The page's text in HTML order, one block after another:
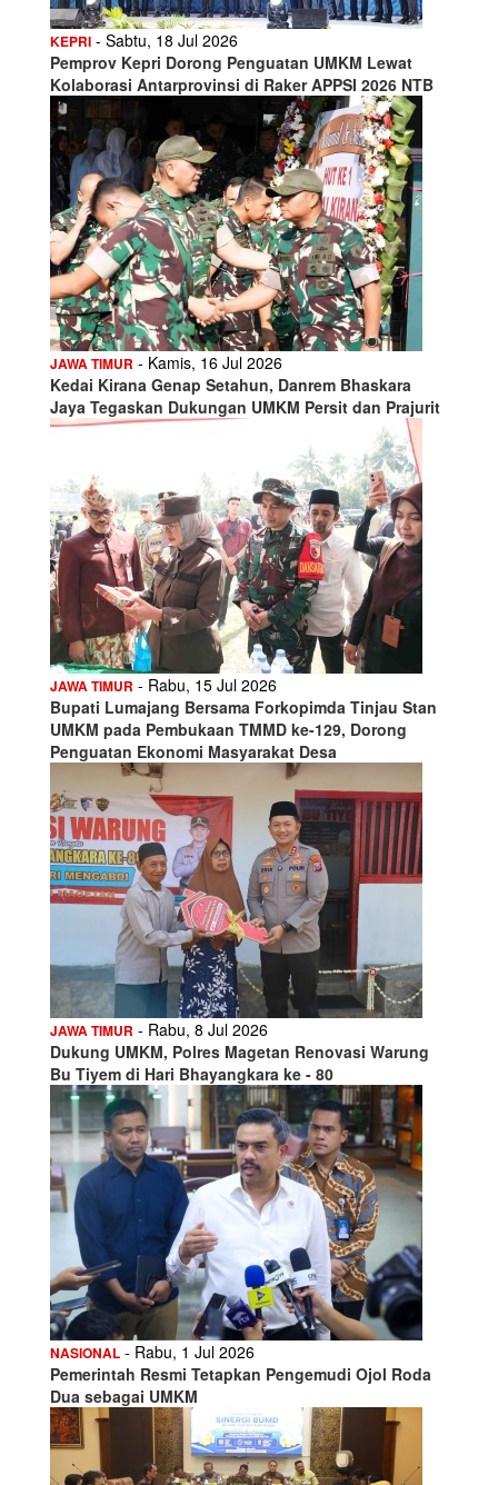
KEPRI - Sabtu, 18 Jul 2026
Pemprov Kepri Dorong Penguatan UMKM Lewat
Kolaborasi Antarprovinsi di Raker APPSI 2026 NTB
JAWA TIMUR - Kamis, 16 Jul 2026
Kedai Kirana Genap Setahun, Danrem Bhaskara
Jaya Tegaskan Dukungan UMKM Persit dan Prajurit
JAWA TIMUR - Rabu, 15 Jul 2026
Bupati Lumajang Bersama Forkopimda Tinjau Stan
UMKM pada Pembukaan TMMD ke-129, Dorong
Penguatan Ekonomi Masyarakat Desa
JAWA TIMUR - Rabu, 8 Jul 2026
Dukung UMKM, Polres Magetan Renovasi Warung
Bu Tiyem di Hari Bhayangkara ke - 80
NASIONAL - Rabu, 1 Jul 2026
Pemerintah Resmi Tetapkan Pengemudi Ojol Roda
Dua sebagai UMKM